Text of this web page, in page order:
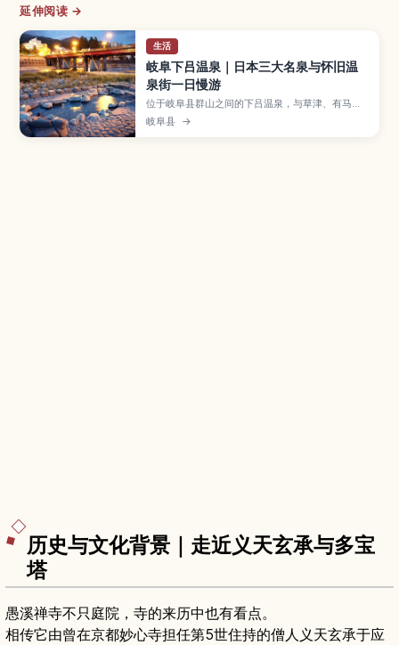
延伸阅读 →
生活
岐阜下吕温泉｜日本三大名泉与怀旧温
泉街一日慢游
位于岐阜县群山之间的下吕温泉，与草津、有马并
列日本三大名泉，以丝滑的美肌泉质和充满昭和氛
围的温泉街闻名。文章介绍足汤与河畔露天温泉、
岐阜县 →
历史与文化背景｜走近义天玄承与多宝
塔
愚溪禅寺不只庭院，寺的来历中也有看点。
相传它由曾在京都妙心寺担任第5世住持的僧人义天玄承于应